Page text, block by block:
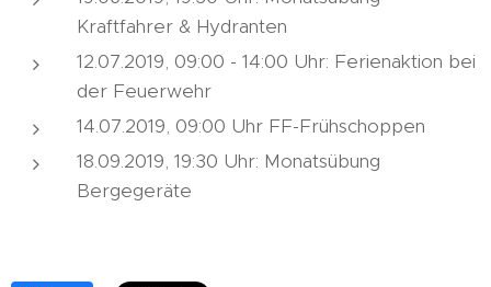
Kraftfahrer & Hydranten
12.07.2019, 09:00 - 14:00 Uhr: Ferienaktion bei
der Feuerwehr
14.07.2019, 09:00 Uhr FF-Frühschoppen
18.09.2019, 19:30 Uhr: Monatsübung
Bergegeräte